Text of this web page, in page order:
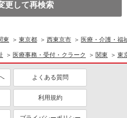
更して再検索
東 東京都 西東京市 医療・介護・福
医療事務・受付・クラーク 関東 東
よくある質問
利用規約